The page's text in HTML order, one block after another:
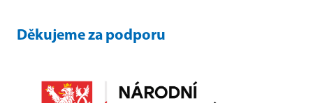
Děkujeme za podporu